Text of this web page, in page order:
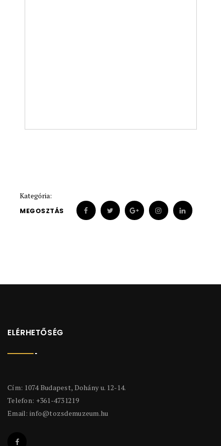
Kategória:
MEGOSZTÁS
ELÉRHETŐSÉG
Cím: 1074 Budapest, Dohány u. 12-14.
Telefon: +361-4731219
Email: info@tozsdemuzeum.hu